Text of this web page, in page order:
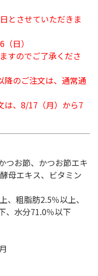
とさせていただきま
日）
すのでご了承くださ
降のご注文は、通常通
は、8/17（月）から7
つお節、かつお節エキ
母エキス、ビタミン
、粗脂肪2.5％以上、
、水分71.0％以下